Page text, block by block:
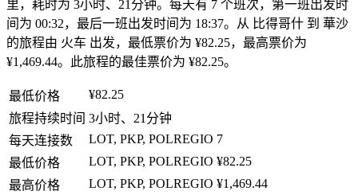
里，耗时为 3小时、21分钟。每天有 7 个班次，第一班出发时
间为 00:32，最后一班出发时间为 18:37。从 比得哥什 到 華沙
的旅程由 火车 出发，最低票价为 ¥82.25，最高票价为
¥1,469.44。此旅程的最佳票价为 ¥82.25。
最低价格
¥82.25
旅程持续时间 3小时、21分钟
每天连接数
LOT, PKP, POLREGIO 7
最低价格
LOT, PKP, POLREGIO ¥82.25
最高价格
LOT, PKP, POLREGIO ¥1,469.44